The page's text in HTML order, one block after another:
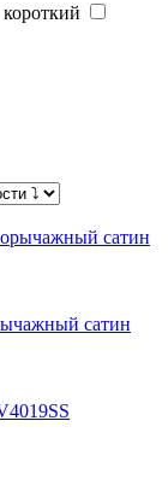
короткий
сатин